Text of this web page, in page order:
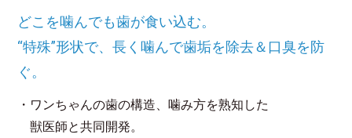
どこを噛んでも歯が食い込む。
“特殊”形状で、長く噛んで歯垢を除去＆口臭を防
ぐ。
・ワンちゃんの歯の構造、噛み方を熟知した
獣医師と共同開発。